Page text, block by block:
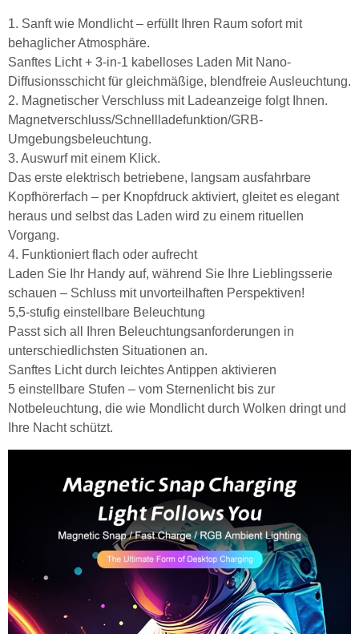
1. Sanft wie Mondlicht – erfüllt Ihren Raum sofort mit
behaglicher Atmosphäre.
Sanftes Licht + 3-in-1 kabelloses Laden Mit Nano-
Diffusionsschicht für gleichmäßige, blendfreie Ausleuchtung.
2. Magnetischer Verschluss mit Ladeanzeige folgt Ihnen.
Magnetverschluss/Schnellladefunktion/GRB-
Umgebungsbeleuchtung.
3. Auswurf mit einem Klick.
Das erste elektrisch betriebene, langsam ausfahrbare
Kopfhörerfach – per Knopfdruck aktiviert, gleitet es elegant
heraus und selbst das Laden wird zu einem rituellen
Vorgang.
4. Funktioniert flach oder aufrecht
Laden Sie Ihr Handy auf, während Sie Ihre Lieblingsserie
schauen – Schluss mit unvorteilhaften Perspektiven!
5,5-stufig einstellbare Beleuchtung
Passt sich all Ihren Beleuchtungsanforderungen in
unterschiedlichsten Situationen an.
Sanftes Licht durch leichtes Antippen aktivieren
5 einstellbare Stufen – vom Sternenlicht bis zur
Notbeleuchtung, die wie Mondlicht durch Wolken dringt und
Ihre Nacht schützt.